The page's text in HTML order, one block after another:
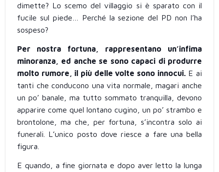
dimette? Lo scemo del villaggio si è sparato con il
fucile sul piede… Perché la sezione del PD non l’ha
sospeso?
Per nostra fortuna, rappresentano un’infima
minoranza, ed anche se sono capaci di produrre
molto rumore, il più delle volte sono innocui.E ai
tanti che conducono una vita normale, magari anche
un po’ banale, ma tutto sommato tranquilla, devono
apparire come quel lontano cugino, un po’ strambo e
brontolone, ma che, per fortuna, s’incontra solo ai
funerali. L’unico posto dove riesce a fare una bella
figura.
E quando, a fine giornata e dopo aver letto la lunga